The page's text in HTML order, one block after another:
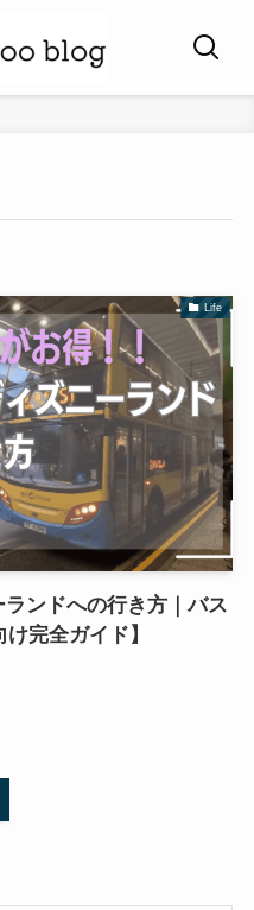
Life
ンドへの行き方｜バス
完全ガイド】